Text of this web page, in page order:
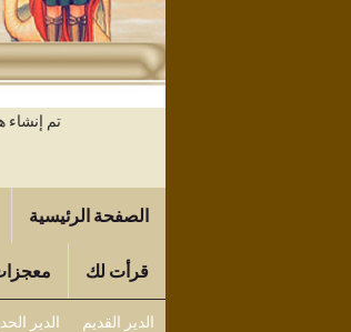
تم إنشاء
الصفحة الرئيسية
قرأت لك
الدير القديم الدير